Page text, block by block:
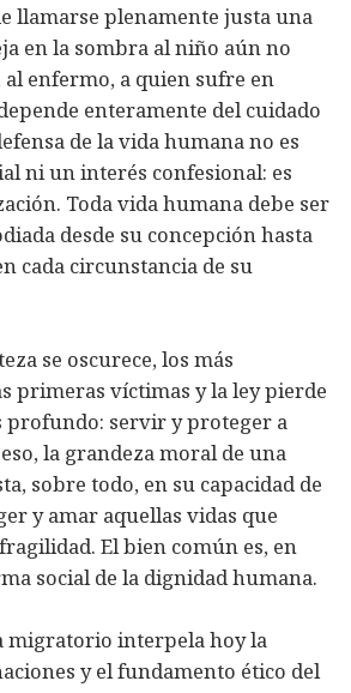
llamarse plenamente justa una
en la sombra al niño aún no
al enfermo, a quien sufre en
enteramente del cuidado
de la vida humana no es
ni un interés confesional: es
Toda vida humana debe ser
desde su concepción hasta
cada circunstancia de su
se oscurece, los más
primeras víctimas y la ley pierde
profundo: servir y proteger a
la grandeza moral de una
sobre todo, en su capacidad de
y amar aquellas vidas que
El bien común es, en
social de la dignidad humana.
migratorio interpela hoy la
y el fundamento ético del